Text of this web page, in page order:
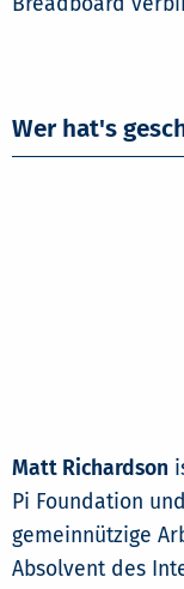
Wer hat's
Matt Richardson
Pi Foundation
gemeinnützige
Absolvent des